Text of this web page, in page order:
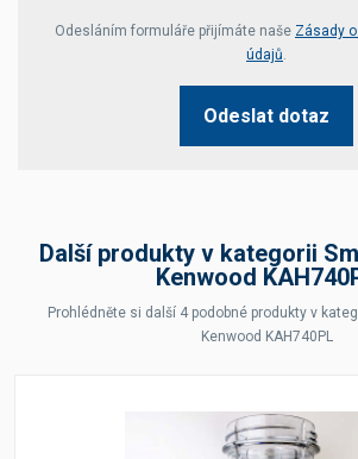
Your website *
Odesláním formuláře přijímáte naše Zásady
údajů.
Odeslat dotaz
Další produkty v kategorii
Kenwood
Prohlédněte si další 4 podobné produkty v
Kenwood KAH740PL